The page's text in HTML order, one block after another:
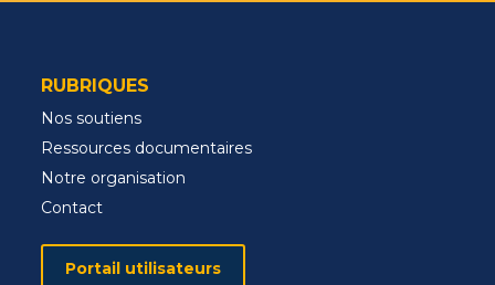
RUBRIQUES
Nos soutiens
Ressources documentaires
Notre organisation
Contact
Portail utilisateurs